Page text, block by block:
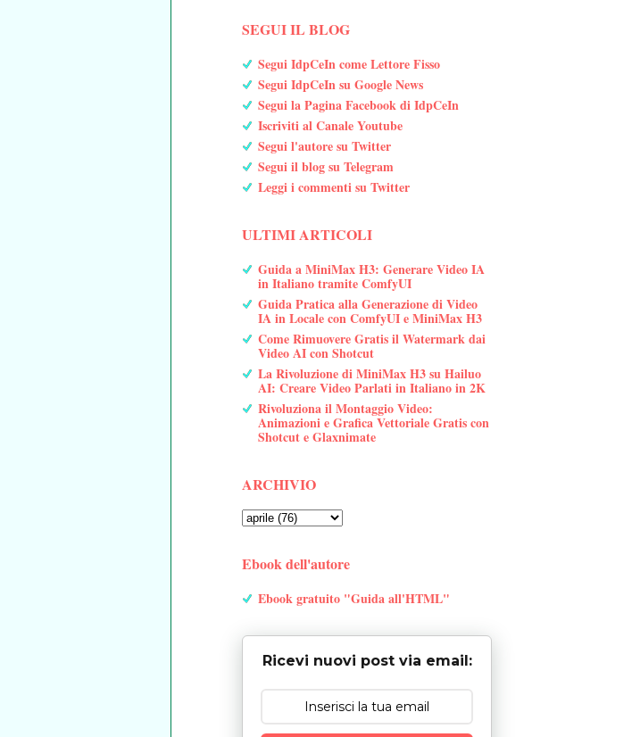
SEGUI IL BLOG
Segui IdpCeIn come Lettore Fisso
Segui IdpCeIn su Google News
Segui la Pagina Facebook di IdpCeIn
Iscriviti al Canale Youtube
Segui l'autore su Twitter
Segui il blog su Telegram
Leggi i commenti su Twitter
ULTIMI ARTICOLI
Guida a MiniMax H3: Generare Video IA
in Italiano tramite ComfyUI
Guida Pratica alla Generazione di Video
IA in Locale con ComfyUI e MiniMax H3
Come Rimuovere Gratis il Watermark dai
Video AI con Shotcut
La Rivoluzione di MiniMax H3 su Hailuo
AI: Creare Video Parlati in Italiano in 2K
Rivoluziona il Montaggio Video:
Animazioni e Grafica Vettoriale Gratis con
Shotcut e Glaxnimate
ARCHIVIO
Ebook dell'autore
Ebook gratuito "Guida all'HTML"
Ricevi nuovi post via email: